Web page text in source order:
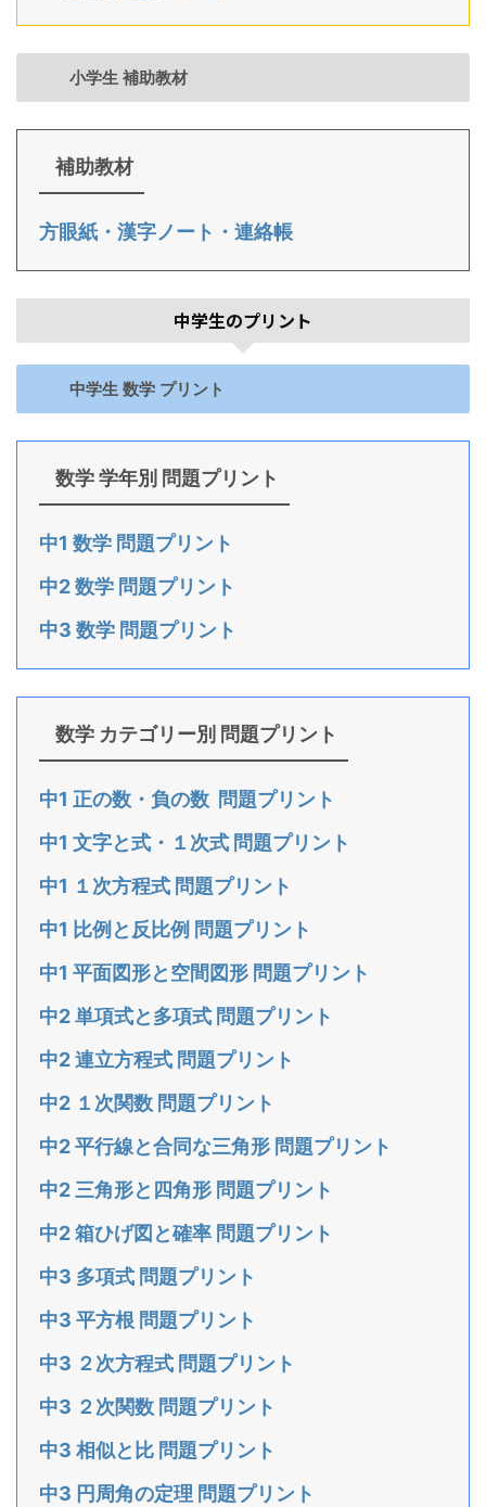
小学生 補助教材
補助教材
方眼紙・漢字ノート・連絡帳
中学生のプリント
中学生 数学 プリント
数学 学年別 問題プリント
中1 数学 問題プリント
中2 数学 問題プリント
中3 数学 問題プリント
数学 カテゴリー別 問題プリント
中1 正の数・負の数 問題プリント
中1 文字と式・１次式 問題プリント
中1 １次方程式 問題プリント
中1 比例と反比例 問題プリント
中1 平面図形と空間図形 問題プリント
中2 単項式と多項式 問題プリント
中2 連立方程式 問題プリント
中2 １次関数 問題プリント
中2 平行線と合同な三角形 問題プリント
中2 三角形と四角形 問題プリント
中2 箱ひげ図と確率 問題プリント
中3 多項式 問題プリント
中3 平方根 問題プリント
中3 ２次方程式 問題プリント
中3 ２次関数 問題プリント
中3 相似と比 問題プリント
中3 円周角の定理 問題プリント